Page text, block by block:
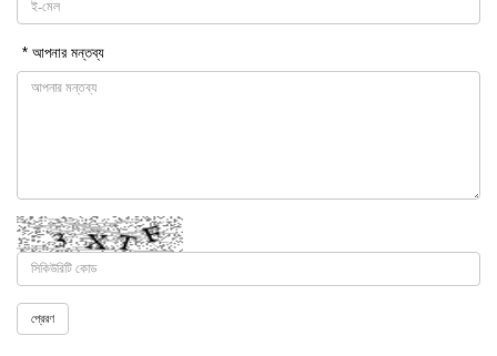
* আপনার মন্তব্য